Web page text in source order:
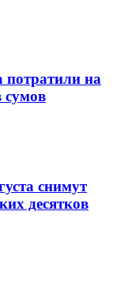
потратили на
сумов
снимут
десятков